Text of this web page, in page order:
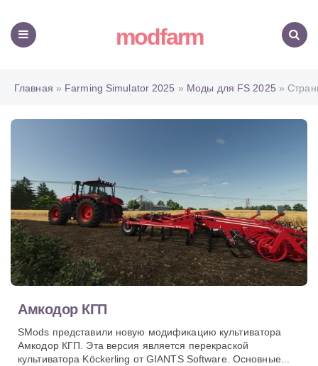
modfarm
Главная » Farming Simulator 2025 » Моды для FS 2025 »
Амкодор КГП
SMods представили новую модификацию культиватора
Амкодор КГП. Эта версия является перекраской
культиватора Köckerling от GIANTS Software. Основные...